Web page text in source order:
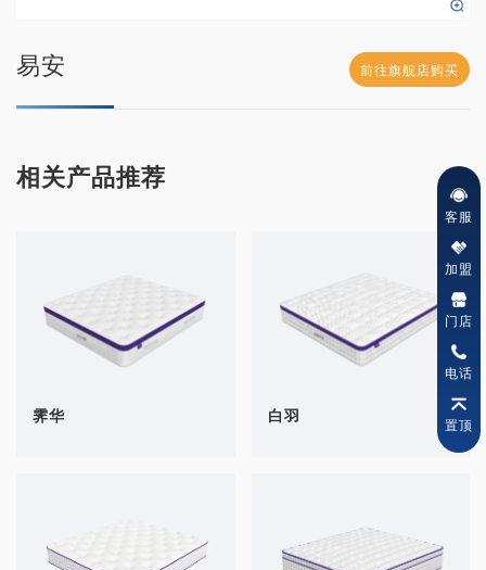
易安 前往旗舰店购买
相关产品推荐
霁华 白羽
客服
加盟
门店
电话
置顶